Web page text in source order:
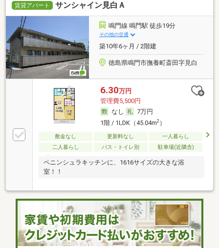
賃貸アパート サンシャイン見白Ａ
鳴門線 鳴門駅 徒歩19分
その他の交通
築10年6ヶ月 / 2階建
徳島県鳴門市撫養町斎田字見白
6.30万円
管理費5,500円
なし
7万円
1階 / 1LDK（45.04m2）
敷金なし 更新料なし
一人暮らし
二人暮らし
バス・トイレ別 駐車場(近隣含)
ペニンシュラキッチンに、1616サイズの大きな浴
室！！